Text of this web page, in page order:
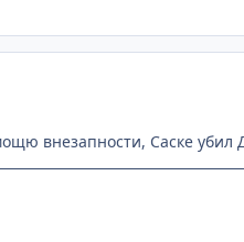
внезапности, Саске убил